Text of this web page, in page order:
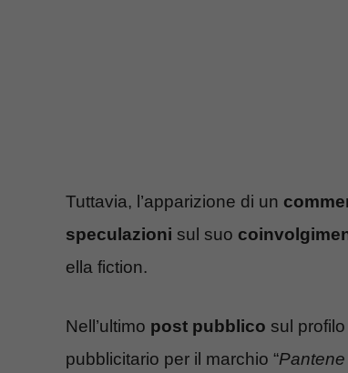
Tuttavia, l’apparizione di un
speculazioni sul suo
ella fiction.
Nell’ultimo post pubblico sul profilo
pubblicitario per il marchio “Pantene